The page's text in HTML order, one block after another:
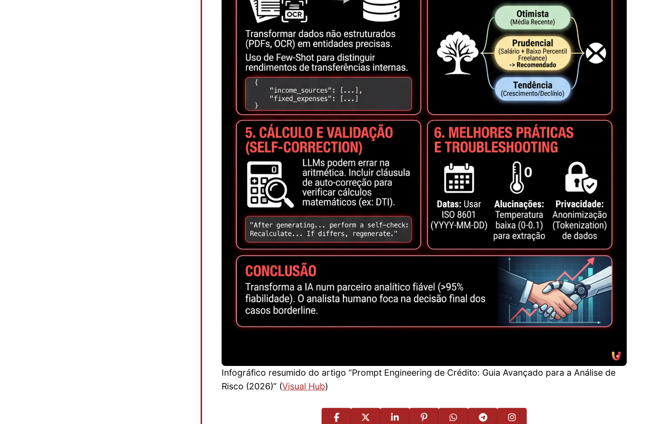
Infográfico resumido do artigo “Prompt Engineering de Crédito: Guia Avançado para a Análise de
Risco (2026)” (Visual Hub)